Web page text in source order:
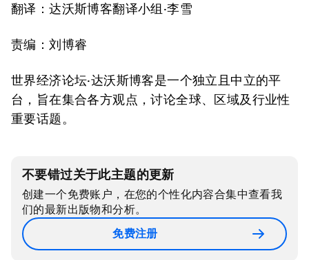
翻译：达沃斯博客翻译小组·李雪
责编：刘博睿
世界经济论坛·达沃斯博客是一个独立且中立的平
台，旨在集合各方观点，讨论全球、区域及行业性
重要话题。
不要错过关于此主题的更新
创建一个免费账户，在您的个性化内容合集中查看我
们的最新出版物和分析。
免费注册